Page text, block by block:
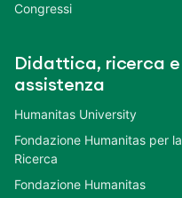
Congressi
Didattica, ricerca e
assistenza
Humanitas University
Fondazione Humanitas per la
Ricerca
Fondazione Humanitas